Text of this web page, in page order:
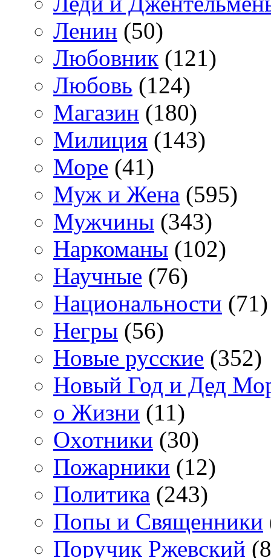
Ленин (50)
Любовник (121)
Любовь (124)
Магазин (180)
Милиция (143)
Море (41)
Муж и Жена (595)
Мужчины (343)
Наркоманы (102)
Научные (76)
Национальности (71)
Негры (56)
Новые русские (352)
Новый Год и Дед
о Жизни (11)
Охотники (30)
Пожарники (12)
Политика (243)
Попы и Священники
Поручик Ржевский